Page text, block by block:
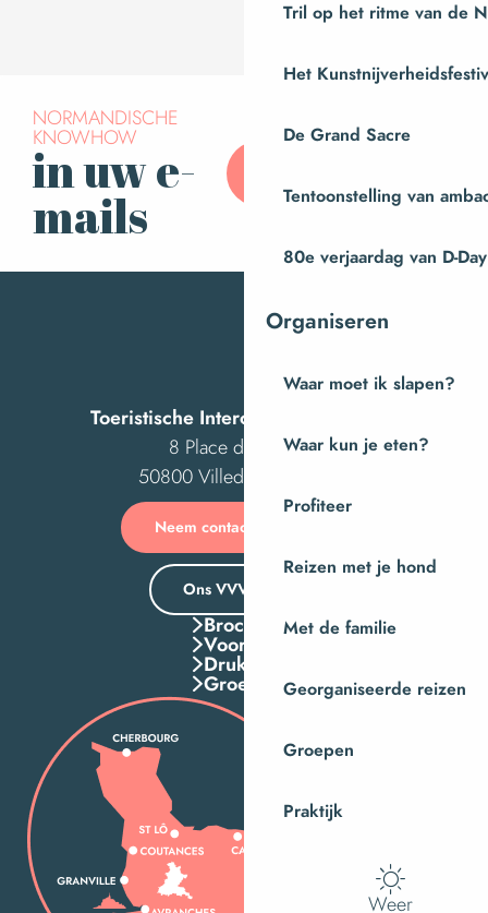
Tril op het ritme van de
Het
De Grand Sacre
Tentoonstelling van
80e verjaardag van D-Day
Organiseren
Waar moet ik slapen?
Waar kun je eten?
Profiteer
Reizen met je hond
Met de familie
Georganiseerde reizen
Groepen
Praktijk
Weer
NORMANDISCHE
KNOWHOW
in uw e-
mails
Toeristische Intercom van Villedieu
8 Place des Costils
50800 Villedieu-les-Poêles
Neem contact met ons op
Ons VVV-kantoor
Brochures
Voordelen
Druk Op
Groepen